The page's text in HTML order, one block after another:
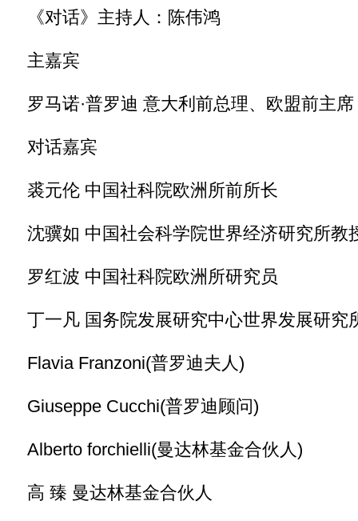
《对话》主持人：陈伟鸿
主嘉宾
罗马诺·普罗迪 意大利前总理、欧盟前主席
对话嘉宾
裘元伦 中国社科院欧洲所前所长
沈骥如 中国社会科学院世界经济研究所教
罗红波 中国社科院欧洲所研究员
丁一凡 国务院发展研究中心世界发展研究
Flavia Franzoni(普罗迪夫人)
Giuseppe Cucchi(普罗迪顾问)
Alberto forchielli(曼达林基金合伙人)
高 臻 曼达林基金合伙人